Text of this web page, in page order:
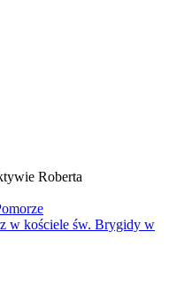
Roberta
w kościele św. Brygidy w